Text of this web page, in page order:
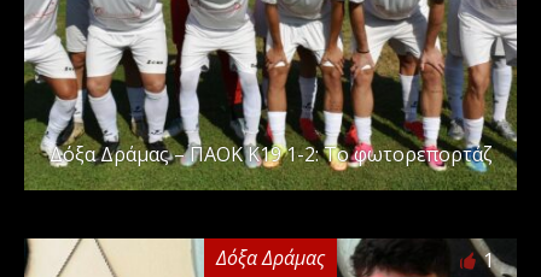
Δόξα Δράμας – ΠΑΟΚ Κ19 1-2: Το φωτορεπορτάζ
Δόξα Δράμας 1